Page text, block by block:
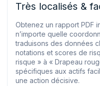
Très localisés &
Obtenez un rapport PDF
n’importe quelle
traduisons des données
notations et scores de
risque » à « Drapeau
spécifiques aux actifs
une action décisive.